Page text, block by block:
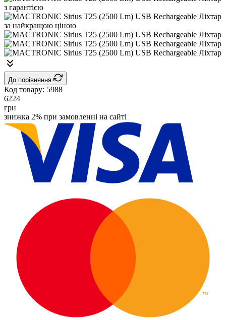
До порівняння
Код товару: 5988
6224
грн
знижка 2% при замовленні на сайті